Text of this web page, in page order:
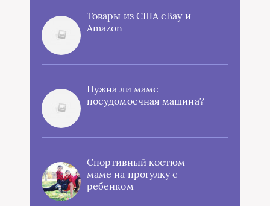
Товары из США eBay и
Amazon
Нужна ли маме
посудомоечная машина?
Спортивный костюм
маме на прогулку с
ребенком